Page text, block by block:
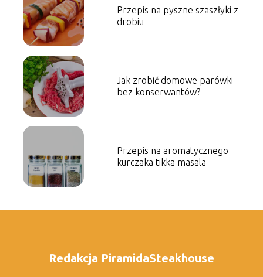
Przepis na pyszne szaszłyki z
drobiu
Jak zrobić domowe parówki
bez konserwantów?
Przepis na aromatycznego
kurczaka tikka masala
Redakcja PiramidaSteakhouse